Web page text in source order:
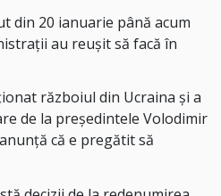
din 20 ianuarie până acum
au reușit să facă în
războiul din Ucraina și a
de la președintele Volodimir
că e pregătit să